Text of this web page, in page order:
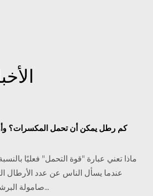
كم رطل يمكن أن تحمل المكسرات؟
ماذا تعني عبارة "قوة التحمل" فعليًا
عندما يسأل الناس عن عدد الأرطال
صامولة البرشام، تعتمد الإجابة ع...